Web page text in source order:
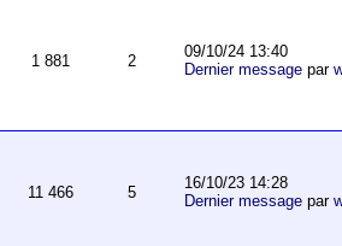
1 881 2
09/10/24 13:40
Dernier messagepar
11 466 5
16/10/23 14:28
Dernier messagepar